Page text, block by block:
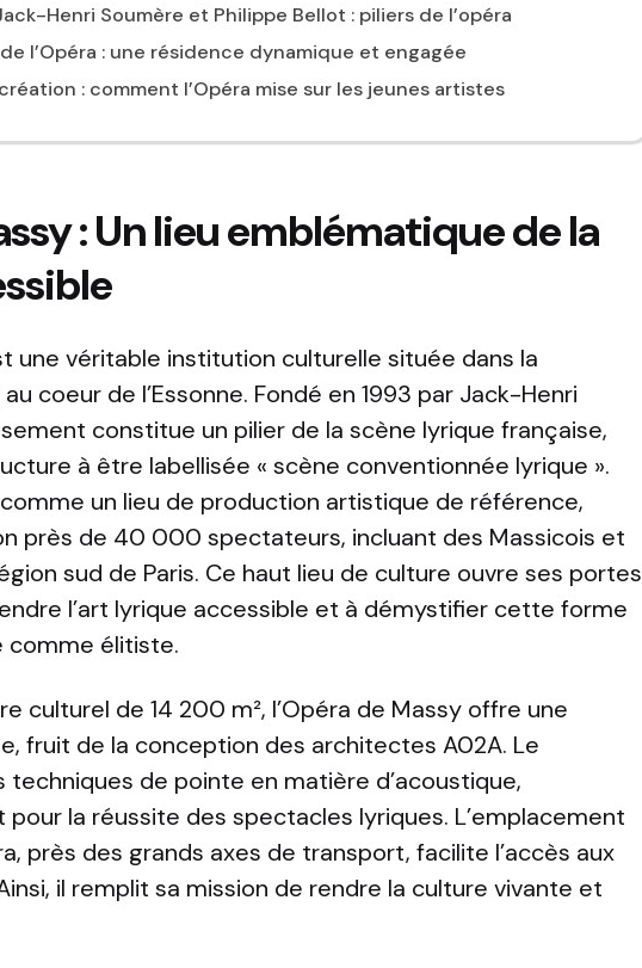
Henri Soumère et Philippe Bellot : piliers de l’opéra
l’Opéra : une résidence dynamique et engagée
: comment l’Opéra mise sur les jeunes artistes
: Un lieu emblématique de la
une véritable institution culturelle située dans la
coeur de l’Essonne. Fondé en 1993 par Jack-Henri
constitue un pilier de la scène lyrique française,
à être labellisée « scène conventionnée lyrique ».
un lieu de production artistique de référence,
près de 40 000 spectateurs, incluant des Massicois et
sud de Paris. Ce haut lieu de culture ouvre ses portes
l’art lyrique accessible et à démystifier cette forme
comme élitiste.
culturel de 14 200 m², l’Opéra de Massy offre une
fruit de la conception des architectes A02A. Le
de pointe en matière d’acoustique,
la réussite des spectacles lyriques. L’emplacement
près des grands axes de transport, facilite l’accès aux
il remplit sa mission de rendre la culture vivante et